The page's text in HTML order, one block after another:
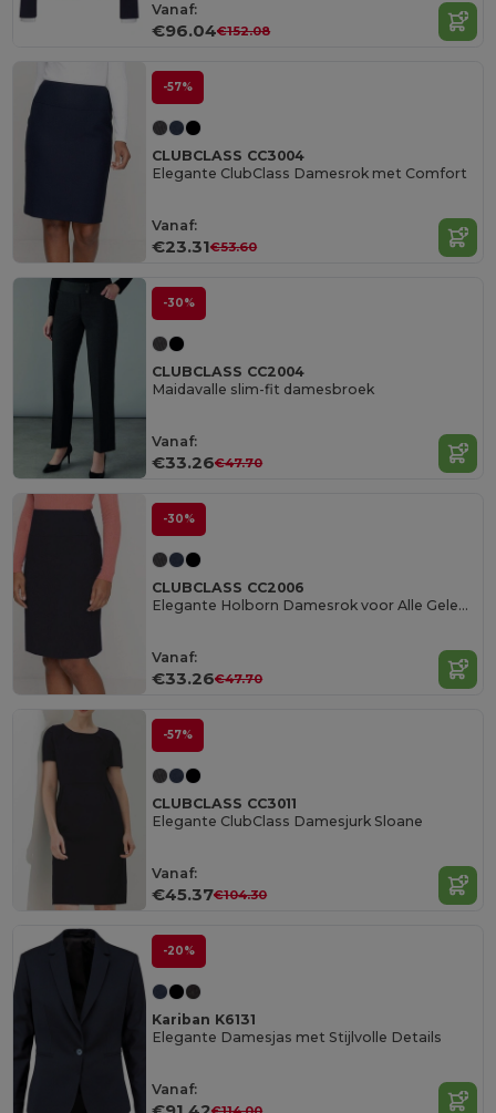
Vanaf:
€96.04€152.08
-57%
CLUBCLASS CC3004
Elegante ClubClass Damesrok met Comfort
Vanaf:
€23.31€53.60
-30%
CLUBCLASS CC2004
Maidavalle slim-fit damesbroek
Vanaf:
€33.26€47.70
-30%
CLUBCLASS CC2006
Elegante Holborn Damesrok voor Alle Gelegenheden
Vanaf:
€33.26€47.70
-57%
CLUBCLASS CC3011
Elegante ClubClass Damesjurk Sloane
Vanaf:
€45.37€104.30
-20%
Kariban K6131
Elegante Damesjas met Stijlvolle Details
Vanaf: